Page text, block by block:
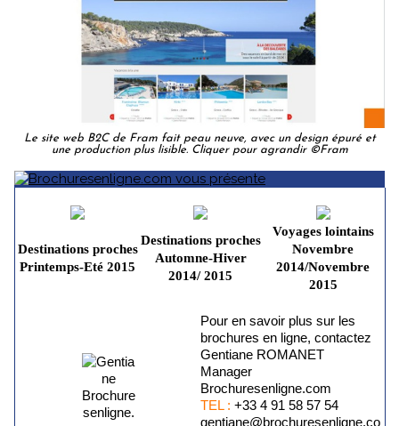
Le site web B2C de Fram fait peau neuve, avec un design épuré et
une production plus lisible. Cliquer pour agrandir ©Fram
Destinations proches
Printemps-Eté 2015
Destinations proches
Automne-Hiver
2014/ 2015
Voyages lointains
Novembre
2014/Novembre
2015
Pour en savoir plus sur les
brochures en ligne, contactez
Gentiane ROMANET
Manager
Brochuresenligne.com
TEL : +33 4 91 58 57 54
gentiane@brochuresenligne.co